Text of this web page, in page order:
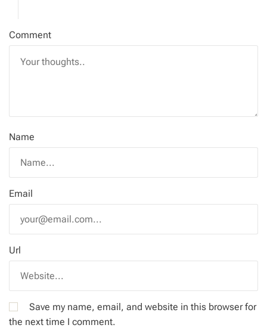
Comment
Name
Email
Url
Save my name, email, and website in this browser for
the next time I comment.